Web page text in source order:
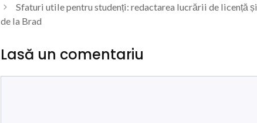
Sfaturi utile pentru studenți: redactarea lucrării de licență
de la Brad
Lasă un comentariu